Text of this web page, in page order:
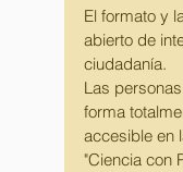
El formato y
abierto de
ciudadanía.
Las
forma
accesible en
"Ciencia con